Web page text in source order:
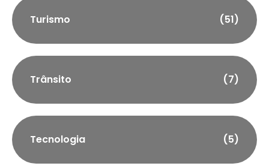
Turismo (51)
Trânsito (7)
Tecnologia (5)